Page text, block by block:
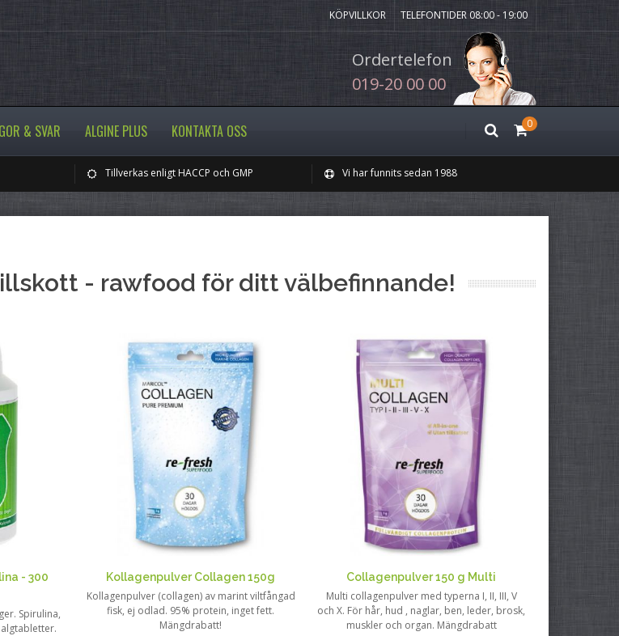
TELEFONTIDER 08:00 - 19:00
KÖPVILLKOR
Ordertelefon
019-20 00 00
0
& SVAR ALGINE PLUS KONTAKTA OSS
Tillverkas enligt HACCP och GMP Vi har funnits sedan 1988
- rawfood för ditt välbefinnande!
- 300
Spirulina,
Kollagenpulver Collagen 150g
Kollagenpulver (collagen) av marint viltfångad
fisk, ej odlad. 95% protein, inget fett.
Mängdrabatt!
Collagenpulver 150 g Multi
Multi collagenpulver med typerna I, II, III, V
och X. För hår, hud , naglar, ben, leder, brosk,
muskler och organ. Mängdrabatt